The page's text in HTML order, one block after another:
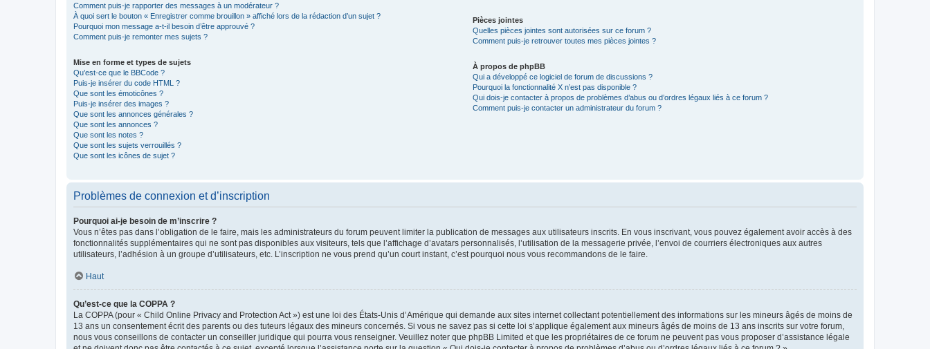
Comment puis-je rapporter des messages à un modérateur ?
À quoi sert le bouton « Enregistrer comme brouillon » affiché lors de la rédaction d’un sujet ?
Pourquoi mon message a-t-il besoin d’être approuvé ?
Comment puis-je remonter mes sujets ?
Mise en forme et types de sujets
Qu’est-ce que le BBCode ?
Puis-je insérer du code HTML ?
Que sont les émoticônes ?
Puis-je insérer des images ?
Que sont les annonces générales ?
Que sont les annonces ?
Que sont les notes ?
Que sont les sujets verrouillés ?
Que sont les icônes de sujet ?
Pièces jointes
Quelles pièces jointes sont autorisées sur ce forum ?
Comment puis-je retrouver toutes mes pièces jointes ?
À propos de phpBB
Qui a développé ce logiciel de forum de discussions ?
Pourquoi la fonctionnalité X n’est pas disponible ?
Qui dois-je contacter à propos de problèmes d’abus ou d’ordres légaux liés à ce forum ?
Comment puis-je contacter un administrateur du forum ?
Problèmes de connexion et d’inscription
Pourquoi ai-je besoin de m’inscrire ?
Vous n’êtes pas dans l’obligation de le faire, mais les administrateurs du forum peuvent limiter la publication de messages aux utilisateurs inscrits. En vous inscrivant, vous pouvez également avoir accès à des
fonctionnalités supplémentaires qui ne sont pas disponibles aux visiteurs, tels que l’affichage d’avatars personnalisés, l’utilisation de la messagerie privée, l’envoi de courriers électroniques aux autres
utilisateurs, l’adhésion à un groupe d’utilisateurs, etc. L’inscription ne vous prend qu’un court instant, c’est pourquoi nous vous recommandons de le faire.
Haut
Qu’est-ce que la COPPA ?
La COPPA (pour « Child Online Privacy and Protection Act ») est une loi des États-Unis d’Amérique qui demande aux sites internet collectant potentiellement des informations sur les mineurs âgés de moins de
13 ans un consentement écrit des parents ou des tuteurs légaux des mineurs concernés. Si vous ne savez pas si cette loi s’applique également aux mineurs âgés de moins de 13 ans inscrits sur votre forum,
nous vous conseillons de contacter un conseiller juridique qui pourra vous renseigner. Veuillez noter que phpBB Limited et que les propriétaires de ce forum ne peuvent pas vous proposer d’assistance légale